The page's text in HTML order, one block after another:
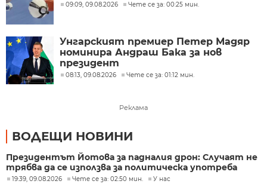
09:09, 09.08.2026 Чете се за: 00:25 мин.
Унгарският премиер Петер Мадяр
номинира Андраш Бака за нов
президент
08:13, 09.08.2026 Чете се за: 01:12 мин.
Реклама
ВОДЕЩИ НОВИНИ
Президентът Йотова за падналия дрон: Случаят не
трябва да се използва за политическа употреба
19:39, 09.08.2026 Чете се за: 02:50 мин. У нас